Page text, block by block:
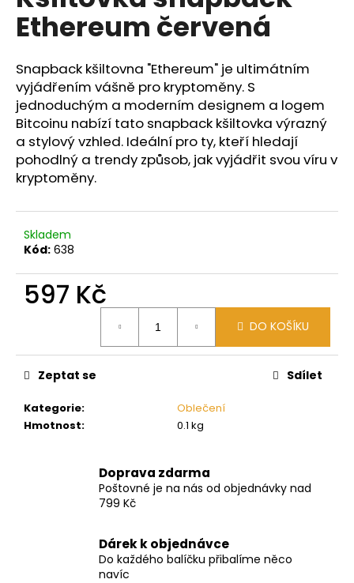
5,0
hvězdiček.
Ethereum červená
Snapback kšiltovna "Ethereum" je ultimátním
vyjádřením vášně pro kryptoměny. S
jednoduchým a moderním designem a logem
Bitcoinu nabízí tato snapback kšiltovka výrazný
a stylový vzhled. Ideální pro ty, kteří hledají
pohodlný a trendy způsob, jak vyjádřit svou víru v
kryptoměny.
Skladem
Kód: 638
597 Kč
DO KOŠÍKU
Kategorie:
Oblečení
Hmotnost: 0.1 kg
Zeptat se Sdílet
Doprava zdarma
Poštovné je na nás od objednávky nad
799 Kč
Dárek k objednávce
Do každého balíčku přibalíme něco
navíc
a
j
í
t
?
D
o
p
o
č
u
e
m